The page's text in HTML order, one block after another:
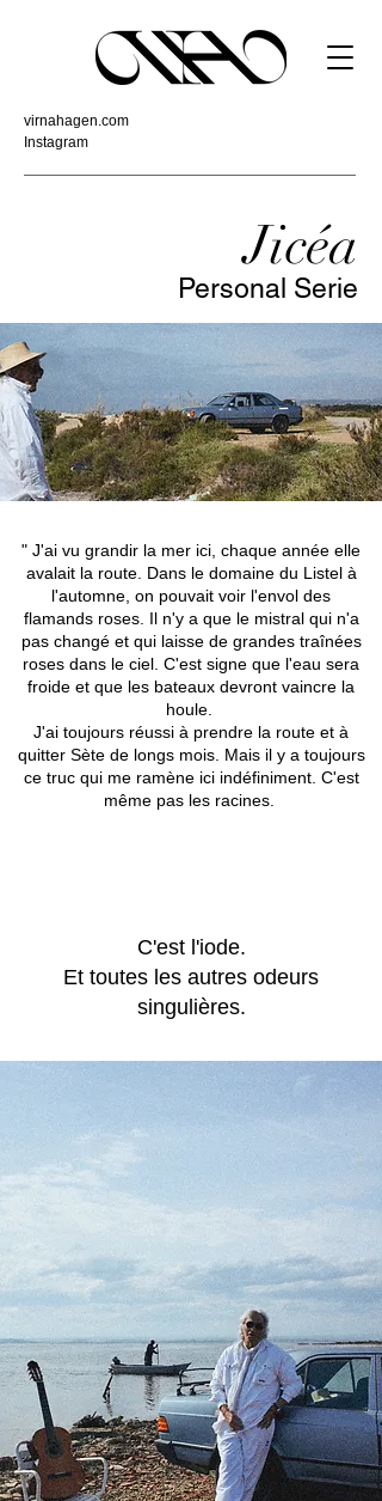
virnahagen.com
Instagram
Jicéa
Personal Serie
" J'ai vu grandir la mer ici, chaque année elle
avalait la route. Dans le domaine du Listel à
l'automne, on pouvait voir l'envol des
flamands roses. Il n'y a que le mistral qui n'a
pas changé et qui laisse de grandes traînées
roses dans le ciel. C'est signe que l'eau sera
froide et que les bateaux devront vaincre la
houle.
J'ai toujours réussi à prendre la route et à
quitter Sète de longs mois. Mais il y a toujours
ce truc qui me ramène ici indéfiniment. C'est
même pas les racines.
C'est l'iode.
Et toutes les autres odeurs
singulières.